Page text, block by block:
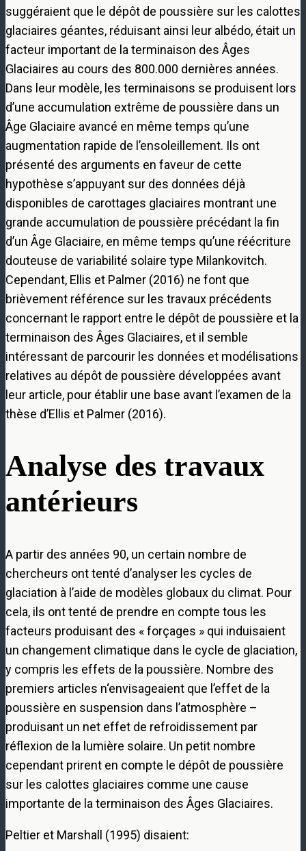
suggéraient que le dépôt de poussière sur les calottes
glaciaires géantes, réduisant ainsi leur albédo, était un
facteur important de la terminaison des Âges
Glaciaires au cours des 800.000 dernières années.
Dans leur modèle, les terminaisons se produisent lors
d’une accumulation extrême de poussière dans un
Âge Glaciaire avancé en même temps qu’une
augmentation rapide de l’ensoleillement. Ils ont
présenté des arguments en faveur de cette
hypothèse s’appuyant sur des données déjà
disponibles de carottages glaciaires montrant une
grande accumulation de poussière précédant la fin
d’un Âge Glaciaire, en même temps qu’une réécriture
douteuse de variabilité solaire type Milankovitch.
Cependant, Ellis et Palmer (2016) ne font que
brièvement référence sur les travaux précédents
concernant le rapport entre le dépôt de poussière et la
terminaison des Âges Glaciaires, et il semble
intéressant de parcourir les données et modélisations
relatives au dépôt de poussière développées avant
leur article, pour établir une base avant l’examen de la
thèse d’Ellis et Palmer (2016).
Analyse des travaux
antérieurs
A partir des années 90, un certain nombre de
chercheurs ont tenté d’analyser les cycles de
glaciation à l’aide de modèles globaux du climat. Pour
cela, ils ont tenté de prendre en compte tous les
facteurs produisant des « forçages » qui induisaient
un changement climatique dans le cycle de glaciation,
y compris les effets de la poussière. Nombre des
premiers articles n‘envisageaient que l’effet de la
poussière en suspension dans l’atmosphère –
produisant un net effet de refroidissement par
réflexion de la lumière solaire. Un petit nombre
cependant prirent en compte le dépôt de poussière
sur les calottes glaciaires comme une cause
importante de la terminaison des Âges Glaciaires.
Peltier et Marshall (1995) disaient: